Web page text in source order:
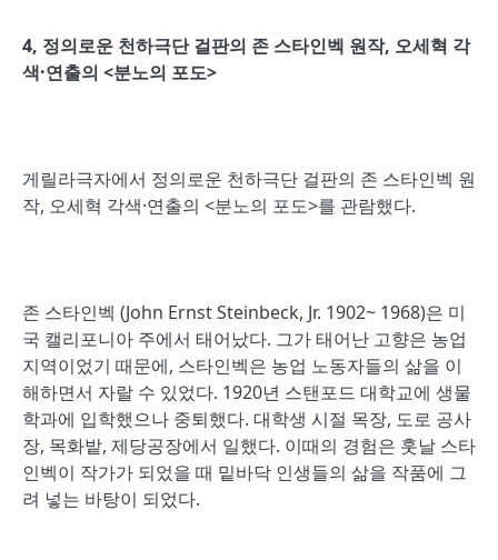
4, 정의로운 천하극단 걸판의 존 스타인벡 원작, 오세혁 각
색·연출의 <분노의 포도>
게릴라극자에서 정의로운 천하극단 걸판의 존 스타인벡 원
작, 오세혁 각색·연출의 <분노의 포도>를 관람했다.
존 스타인벡 (John Ernst Steinbeck, Jr. 1902~ 1968)은 미
국 캘리포니아 주에서 태어났다. 그가 태어난 고향은 농업
지역이었기 때문에, 스타인벡은 농업 노동자들의 삶을 이
해하면서 자랄 수 있었다. 1920년 스탠포드 대학교에 생물
학과에 입학했으나 중퇴했다. 대학생 시절 목장, 도로 공사
장, 목화밭, 제당공장에서 일했다. 이때의 경험은 훗날 스타
인벡이 작가가 되었을 때 밑바닥 인생들의 삶을 작품에 그
려 넣는 바탕이 되었다.